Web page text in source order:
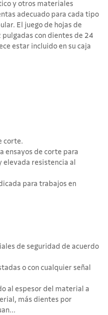
y otros materiales
adecuado para cada tipo
El juego de hojas de
pulgadas con dientes de 24
estar incluido en su caja
corte.
ensayos de corte para
elevada resistencia al
para trabajos en
de seguridad de acuerdo
o con cualquier señal
al espesor del material a
más dientes por